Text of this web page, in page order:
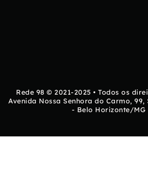
Rede 98 © 2021-2025 • Todos os
Avenida Nossa Senhora do Carmo, 99,
- Belo Horizonte/MG